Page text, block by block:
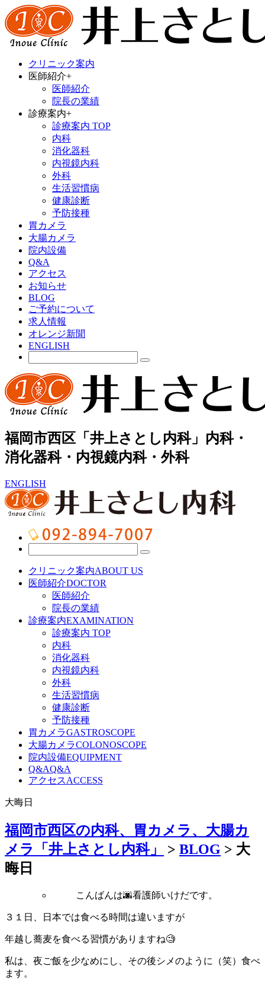
クリニック案内
医師紹介+
医師紹介
院長の業績
診療案内+
診療案内 TOP
内科
消化器科
内視鏡内科
外科
生活習慣病
健康診断
予防接種
胃カメラ
大腸カメラ
院内設備
Q&A
アクセス
お知らせ
BLOG
ご予約について
求人情報
オレンジ新聞
ENGLISH
福岡市西区「井上さとし内科」内科・
消化器科・内視鏡内科・外科
ENGLISH
クリニック案内ABOUT US
医師紹介DOCTOR
医師紹介
院長の業績
診療案内EXAMINATION
診療案内 TOP
内科
消化器科
内視鏡内科
外科
生活習慣病
健康診断
予防接種
胃カメラGASTROSCOPE
大腸カメラCOLONOSCOPE
院内設備EQUIPMENT
Q&AQ&A
アクセスACCESS
大晦日
福岡市西区の内科、胃カメラ、大腸カ
メラ「井上さとし内科」
> BLOG > 大
晦日
こんばんは🌆看護師いけだです。
３１日、日本では食べる時間は違いますが
年越し蕎麦を食べる習慣がありますね🧐
私は、夜ご飯を少なめにし、その後シメのように（笑）食べ
ます。